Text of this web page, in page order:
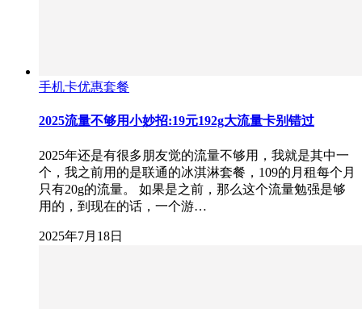
手机卡优惠套餐
2025流量不够用小妙招:19元192g大流量卡别错过
2025年还是有很多朋友觉的流量不够用，我就是其中一
个，我之前用的是联通的冰淇淋套餐，109的月租每个月
只有20g的流量。 如果是之前，那么这个流量勉强是够
用的，到现在的话，一个游…
2025年7月18日